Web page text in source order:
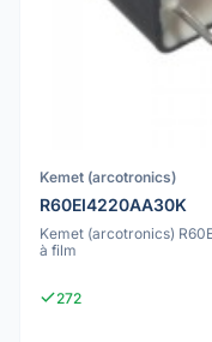
Kemet (arcotronics)
R60EI4220AA30K
Kemet (arcotronics)
à film
272